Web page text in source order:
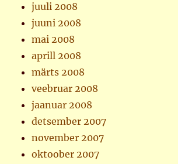
juuli 2008
juuni 2008
mai 2008
aprill 2008
märts 2008
veebruar 2008
jaanuar 2008
detsember 2007
november 2007
oktoober 2007